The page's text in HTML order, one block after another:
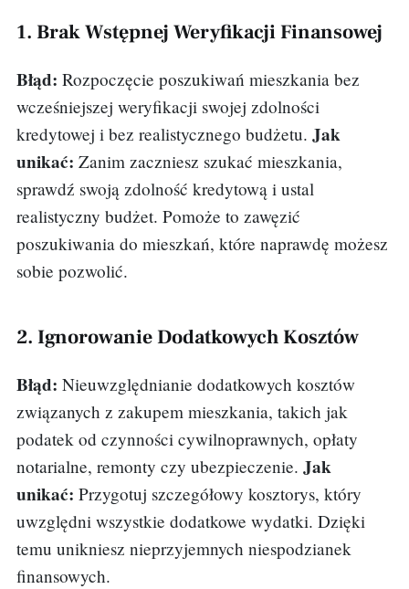
1. Brak Wstępnej Weryfikacji Finansowej
Błąd: Rozpoczęcie poszukiwań mieszkania bez
wcześniejszej weryfikacji swojej zdolności
kredytowej i bez realistycznego budżetu. Jak
unikać: Zanim zaczniesz szukać mieszkania,
sprawdź swoją zdolność kredytową i ustal
realistyczny budżet. Pomoże to zawęzić
poszukiwania do mieszkań, które naprawdę możesz
sobie pozwolić.
2. Ignorowanie Dodatkowych Kosztów
Błąd: Nieuwzględnianie dodatkowych kosztów
związanych z zakupem mieszkania, takich jak
podatek od czynności cywilnoprawnych, opłaty
notarialne, remonty czy ubezpieczenie. Jak
unikać: Przygotuj szczegółowy kosztorys, który
uwzględni wszystkie dodatkowe wydatki. Dzięki
temu unikniesz nieprzyjemnych niespodzianek
finansowych.